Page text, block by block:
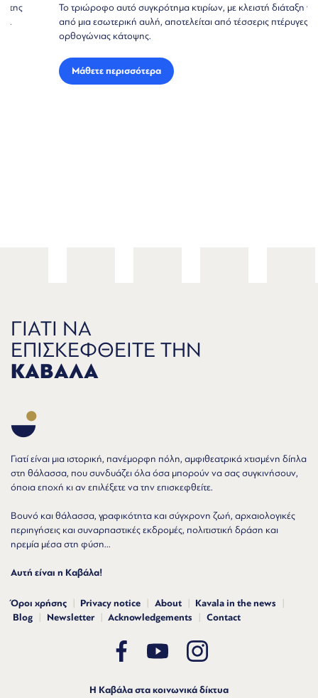
Το τριώροφο αυτό συγκρότημα κτιρίων, με κλειστή διάταξη γύρω
από μια εσωτερική αυλή, αποτελείται από τέσσερις πτέρυγες
ορθογώνιας κάτοψης.
Μάθετε περισσότερα
ΓΙΑΤΙ ΝΑ
ΕΠΙΣΚΕΦΘΕΙΤΕ ΤΗΝ
ΚΑΒΑΛΑ
Γιατί είναι μια ιστορική, πανέμορφη πόλη, αμφιθεατρικά χτισμένη δίπλα
στη θάλασσα, που συνδυάζει όλα όσα μπορούν να σας συγκινήσουν,
όποια εποχή κι αν επιλέξετε να την επισκεφθείτε.
Βουνό και θάλασσα, γραφικότητα και σύγχρονη ζωή, αρχαιολογικές
περιηγήσεις και συναρπαστικές εκδρομές, πολιτιστική δράση και
ηρεμία μέσα στη φύση...
Αυτή είναι η Καβάλα!
Όροι χρήσης Privacy notice About
Kavala in the news
Blog
Newsletter Acknowledgements Contact
Η Καβάλα στα κοινωνικά δίκτυα